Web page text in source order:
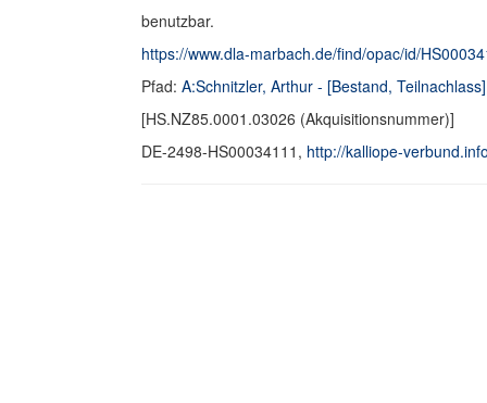
benutzbar.
https://www.dla-marbach.de/find/opac/id/
Pfad: A:Schnitzler, Arthur - [Bestand, Teilnachlass]
[HS.NZ85.0001.03026 (Akquisitionsnummer)]
DE-2498-HS00034111, http://kalliope-